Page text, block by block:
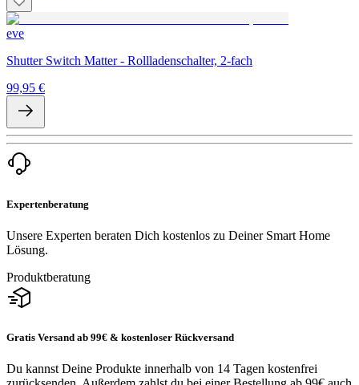
eve
Shutter Switch Matter - Rollladenschalter, 2-fach
99,95 €
Expertenberatung
Unsere Experten beraten Dich kostenlos zu Deiner Smart Home
Lösung.
Produktberatung
Gratis Versand ab 99€ & kostenloser Rückversand
Du kannst Deine Produkte innerhalb von 14 Tagen kostenfrei